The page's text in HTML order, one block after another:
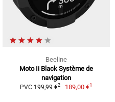
Beeline
Moto Ii Black Système de
navigation
PVC 199,99 €2 189,00 €1